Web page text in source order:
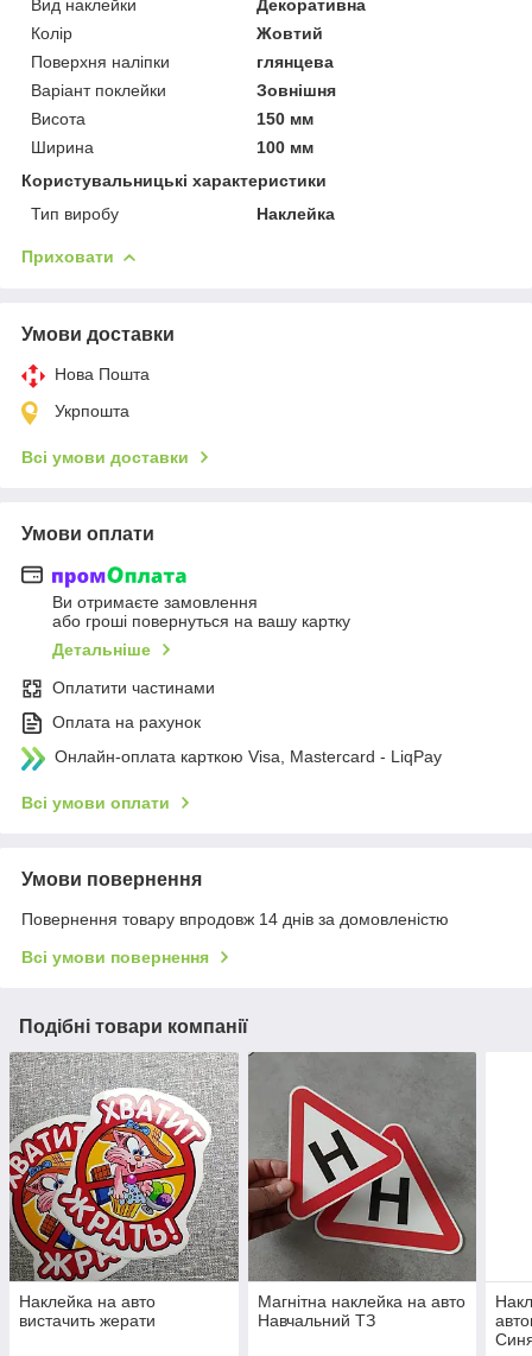
Вид наклейки
Декоративна
Колір
Жовтий
Поверхня наліпки
глянцева
Варіант поклейки
Зовнішня
Висота
150 мм
Ширина
100 мм
Користувальницькі характеристики
Тип виробу
Наклейка
Приховати
Умови доставки
Нова Пошта
Укрпошта
Всі умови доставки
Умови оплати
Ви отримаєте замовлення
або гроші повернуться на вашу картку
Детальніше
Оплатити частинами
Оплата на рахунок
Онлайн-оплата карткою Visa, Mastercard - LiqPay
Всі умови оплати
Умови повернення
Повернення товару впродовж 14 днів за домовленістю
Всі умови повернення
Подібні товари компанії
Наклейка на авто
вистачить жерати
Магнітна наклейка на авто
Навчальний ТЗ